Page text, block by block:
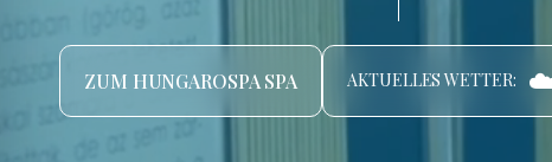
ZUM HUNGAROSPA SPA AKTUELLES WETTER: ☁️